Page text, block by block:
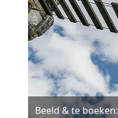
Beeld & te boeken: